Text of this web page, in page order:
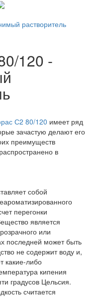
растворитель
120 -
С2 80/120 имеет ряд
зачастую делают его
преимуществ
в
собой
перегонки
является
или
последней может быть
не содержит воду и,
какие-либо
кипения
градусов Цельсия.
считается